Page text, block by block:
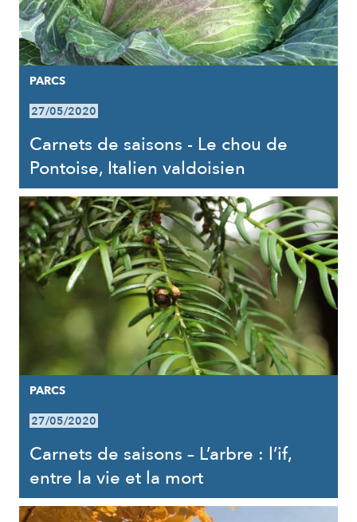
PARCS
27/05/2020
Carnets de saisons - Le chou de
Pontoise, Italien valdoisien
PARCS
27/05/2020
Carnets de saisons – L’arbre : l’if,
entre la vie et la mort